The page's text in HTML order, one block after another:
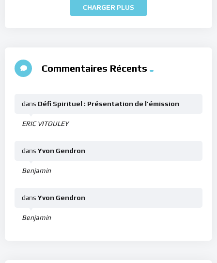
CHARGER PLUS
Commentaires Récents
ERIC VITOULEY
dans Défi Spirituel : Présentation de l’émission
Benjamin
dans Yvon Gendron
Benjamin
dans Yvon Gendron